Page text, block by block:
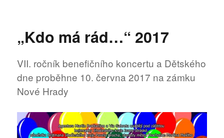
„Kdo
má
2020“
–
koncert
v
„Kdo má rád…“ 2017
VII. ročník benefičního koncertu a Dětského
dne proběhne 10. června 2017 na zámku
Nové Hrady